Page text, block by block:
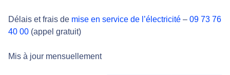
Délais et frais de mise en service de l’électricité – 09 73 76
40 00 (appel gratuit)
Mis à jour mensuellement